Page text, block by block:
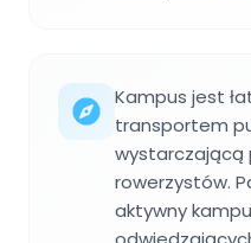
Kampus jest
transportem
wystarczającą
rowerzystów.
aktywny